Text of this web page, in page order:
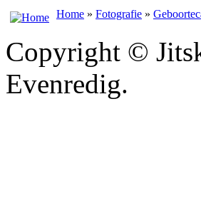
Home » Fotografie »
Copyright ©
Evenredig.